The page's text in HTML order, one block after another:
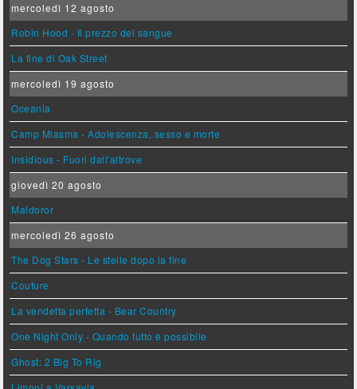
mercoledì 12 agosto
Robin Hood - Il prezzo del sangue
La fine di Oak Street
mercoledì 19 agosto
Oceania
Camp Miasma - Adolescenza, sesso e morte
Insidious - Fuori dall'altrove
giovedì 20 agosto
Maldoror
mercoledì 26 agosto
The Dog Stars - Le stelle dopo la fine
Couture
La vendetta perfetta - Bear Country
One Night Only - Quando tutto è possibile
Ghost: 2 Big To Rig